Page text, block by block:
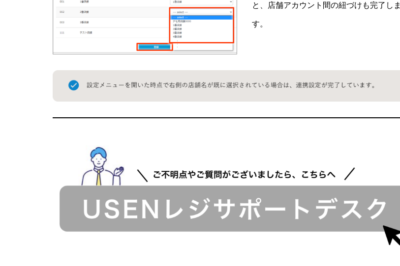
と、店舗アカウント間の紐づけも完了しま
す。